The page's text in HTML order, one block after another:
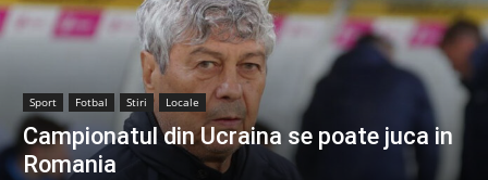
Sport Fotbal Stiri Locale
Campionatul din Ucraina se poate juca in
Romania